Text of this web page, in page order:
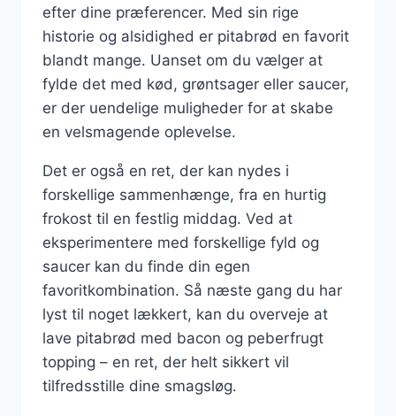
efter dine præferencer. Med sin rige
historie og alsidighed er pitabrød en favorit
blandt mange. Uanset om du vælger at
fylde det med kød, grøntsager eller saucer,
er der uendelige muligheder for at skabe
en velsmagende oplevelse.
Det er også en ret, der kan nydes i
forskellige sammenhænge, fra en hurtig
frokost til en festlig middag. Ved at
eksperimentere med forskellige fyld og
saucer kan du finde din egen
favoritkombination. Så næste gang du har
lyst til noget lækkert, kan du overveje at
lave pitabrød med bacon og peberfrugt
topping – en ret, der helt sikkert vil
tilfredsstille dine smagsløg.